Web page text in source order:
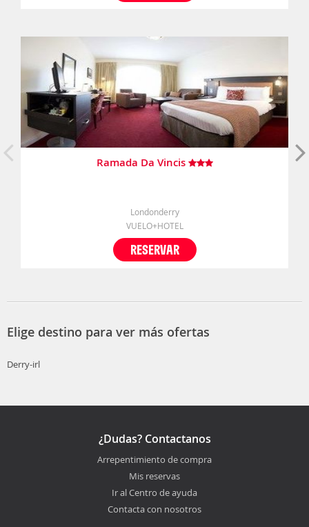
Ramada Da Vincis
Londonderry
VUELO+HOTEL
RESERVAR
Elige destino para ver más ofertas
Derry-irl
¿Dudas? Contactanos
Arrepentimiento de compra
Mis reservas
Ir al Centro de ayuda
Contacta con nosotros